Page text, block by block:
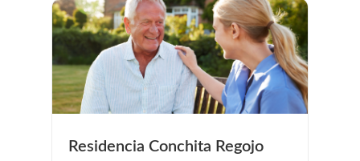
Residencia Conchita Regojo